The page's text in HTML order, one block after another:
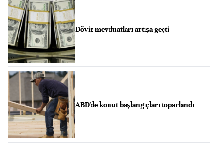
Döviz mevduatları artışa geçti
ABD'de konut başlangıçları toparlandı